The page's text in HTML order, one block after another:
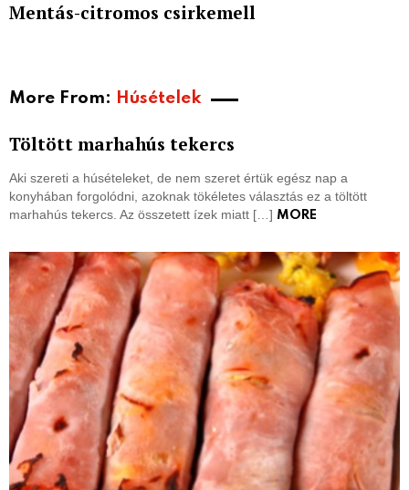
Mentás-citromos csirkemell
More From: Húsételek
Töltött marhahús tekercs
Aki szereti a húsételeket, de nem szeret értük egész nap a
konyhában forgolódni, azoknak tökéletes választás ez a töltött
marhahús tekercs. Az összetett ízek miatt […] MORE